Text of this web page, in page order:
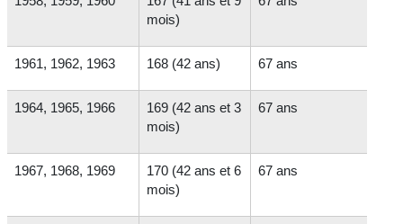
mois)
1961, 1962, 1963 168 (42 ans) 67 ans
1964, 1965, 1966
169 (42 ans et 3
mois)
67 ans
1967, 1968, 1969
170 (42 ans et 6
mois)
67 ans